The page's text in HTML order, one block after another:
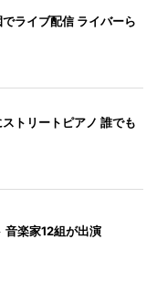
ライブ配信 ライバーら
トリートピアノ 誰でも
音楽家12組が出演